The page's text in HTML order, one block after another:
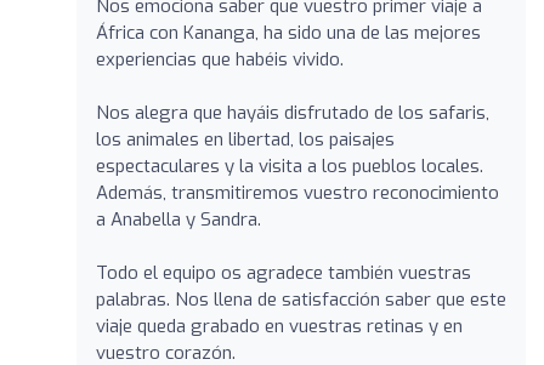
Nos emociona saber que vuestro primer viaje a
África con Kananga, ha sido una de las mejores
experiencias que habéis vivido.
Nos alegra que hayáis disfrutado de los safaris,
los animales en libertad, los paisajes
espectaculares y la visita a los pueblos locales.
Además, transmitiremos vuestro reconocimiento
a Anabella y Sandra.
Todo el equipo os agradece también vuestras
palabras. Nos llena de satisfacción saber que este
viaje queda grabado en vuestras retinas y en
vuestro corazón.